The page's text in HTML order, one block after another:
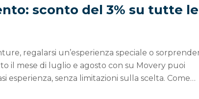
sconto del 3% su tutte le
regalarsi un’esperienza speciale o
il mese di luglio e agosto con su Movery puoi
esperienza, senza limitazioni sulla scelta. Come…